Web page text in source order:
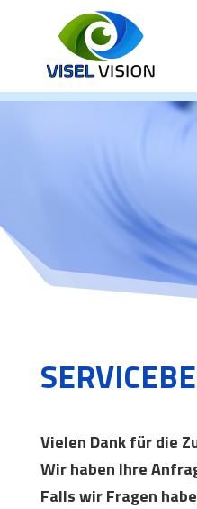
Vielen Dank für die
Wir haben Ihre
Falls wir Fragen